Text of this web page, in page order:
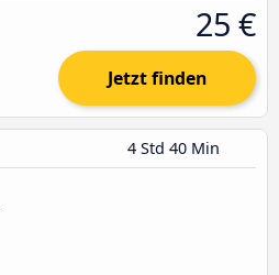
25 €
Jetzt finden
4 Std 40 Min